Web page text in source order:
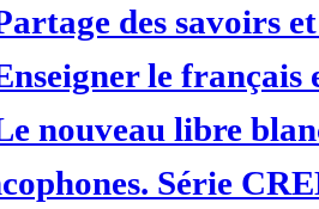
des savoirs
le
nouveau libre
Série